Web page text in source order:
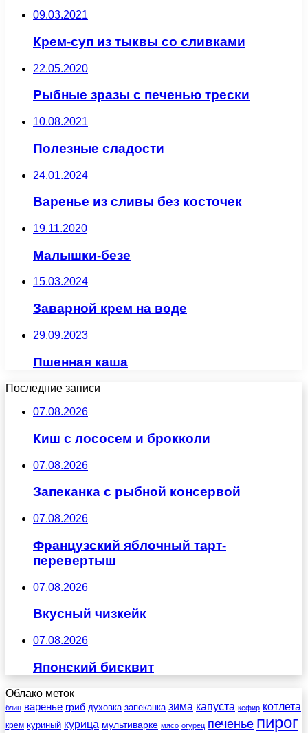
09.03.2021
Крем-суп из тыквы со сливками
22.05.2020
Рыбные зразы с печенью трески
10.08.2021
Полезные сладости
24.01.2024
Варенье из сливы без косточек
19.11.2020
Малышки-безе
15.03.2024
Заварной крем на воде
29.09.2023
Пшенная каша
Последние записи
07.08.2026
Киш с лососем и брокколи
07.08.2026
Запеканка с рыбной консервой
07.08.2026
Французский яблочный тарт-
перевертыш
07.08.2026
Вкусный чизкейк
07.08.2026
Японский бисквит
Облако меток
блин варенье гриб духовка запеканка зима капуста кефир котлета
крем куриный курица мультиварке мясо огурец печенье пирог